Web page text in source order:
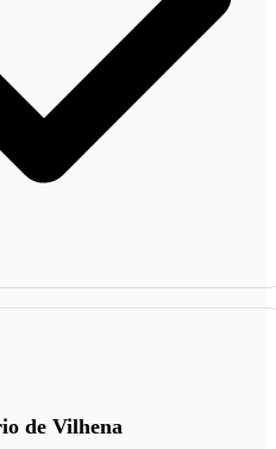
de Vilhena